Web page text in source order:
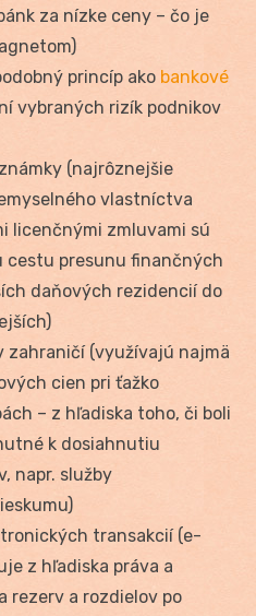
za nízke ceny – čo je
princíp ako bankové
vybraných rizík podnikov
(najrôznejšie
vlastníctva
licenčnými zmluvami sú
presunu finančných
daňových rezidencií do
zahraničí (využívajú najmä
cien pri ťažko
– z hľadiska toho, či boli
k dosiahnutiu
napr. služby
transakcií (e-
z hľadiska práva a
rezerv a rozdielov po